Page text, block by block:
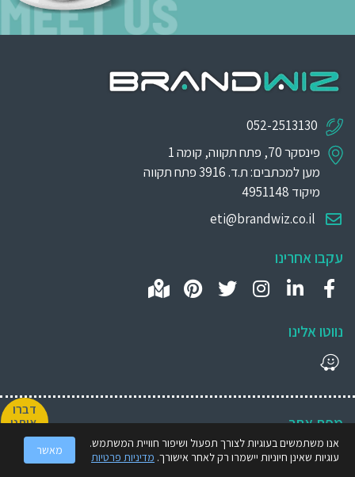
דברו
איתנו
052-2513130
פינסקר 70, פתח תקווה, קומה 1
מען למכתבים: ת.ד. 3916 פתח תקווה
מיקוד 4951148
eti@brandwiz.co.il
עקבו אחרינו
נווטו אלינו
מפת אתר
מיתוג עסקי
אודות
אנו משתמשים בעוגיות לצורך תפעול ושיפור חוויית המשתמש.
עוגיות שאינן חיוניות יישמרו רק לאחר אישורך. מדיניות פרטיות מאשר